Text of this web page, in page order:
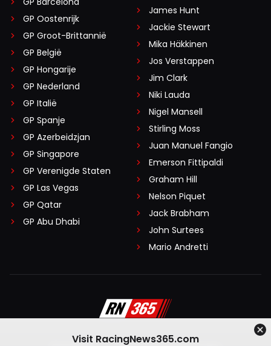
GP Oostenrijk
GP Groot-Brittannië
GP België
GP Hongarije
GP Nederland
GP Italië
GP Spanje
GP Azerbeidzjan
GP Singapore
GP Verenigde Staten
GP Las Vegas
GP Qatar
GP Abu Dhabi
James Hunt
Jackie Stewart
Mika Häkkinen
Jos Verstappen
Jim Clark
Niki Lauda
Nigel Mansell
Stirling Moss
Juan Manuel Fangio
Emerson Fittipaldi
Graham Hill
Nelson Piquet
Jack Brabham
John Surtees
Mario Andretti
Visit RacingNews365.com